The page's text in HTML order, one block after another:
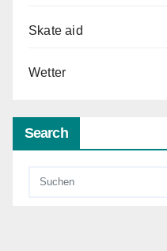
Skate aid
Wetter
Search